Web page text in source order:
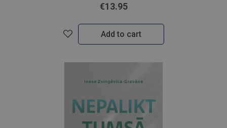
€13.95
Add to cart